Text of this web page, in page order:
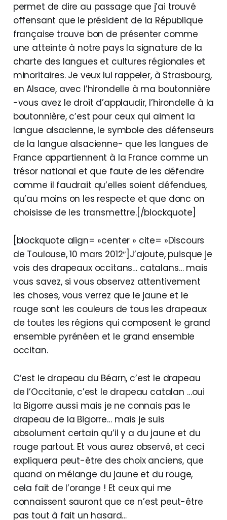
permet de dire au passage que j’ai trouvé
offensant que le président de la République
française trouve bon de présenter comme
une atteinte à notre pays la signature de la
charte des langues et cultures régionales et
minoritaires. Je veux lui rappeler, à Strasbourg,
en Alsace, avec l’hirondelle à ma boutonnière
-vous avez le droit d’applaudir, l’hirondelle à la
boutonnière, c’est pour ceux qui aiment la
langue alsacienne, le symbole des défenseurs
de la langue alsacienne- que les langues de
France appartiennent à la France comme un
trésor national et que faute de les défendre
comme il faudrait qu’elles soient défendues,
qu’au moins on les respecte et que donc on
choisisse de les transmettre.[/blockquote]
[blockquote align= »center » cite= »Discours
de Toulouse, 10 mars 2012″]J’ajoute, puisque je
vois des drapeaux occitans… catalans… mais
vous savez, si vous observez attentivement
les choses, vous verrez que le jaune et le
rouge sont les couleurs de tous les drapeaux
de toutes les régions qui composent le grand
ensemble pyrénéen et le grand ensemble
occitan.
C’est le drapeau du Béarn, c’est le drapeau
de l’Occitanie, c’est le drapeau catalan …oui
la Bigorre aussi mais je ne connais pas le
drapeau de la Bigorre… mais je suis
absolument certain qu’il y a du jaune et du
rouge partout. Et vous aurez observé, et ceci
expliquera peut-être des choix anciens, que
quand on mélange du jaune et du rouge,
cela fait de l’orange ! Et ceux qui me
connaissent sauront que ce n’est peut-être
pas tout à fait un hasard…